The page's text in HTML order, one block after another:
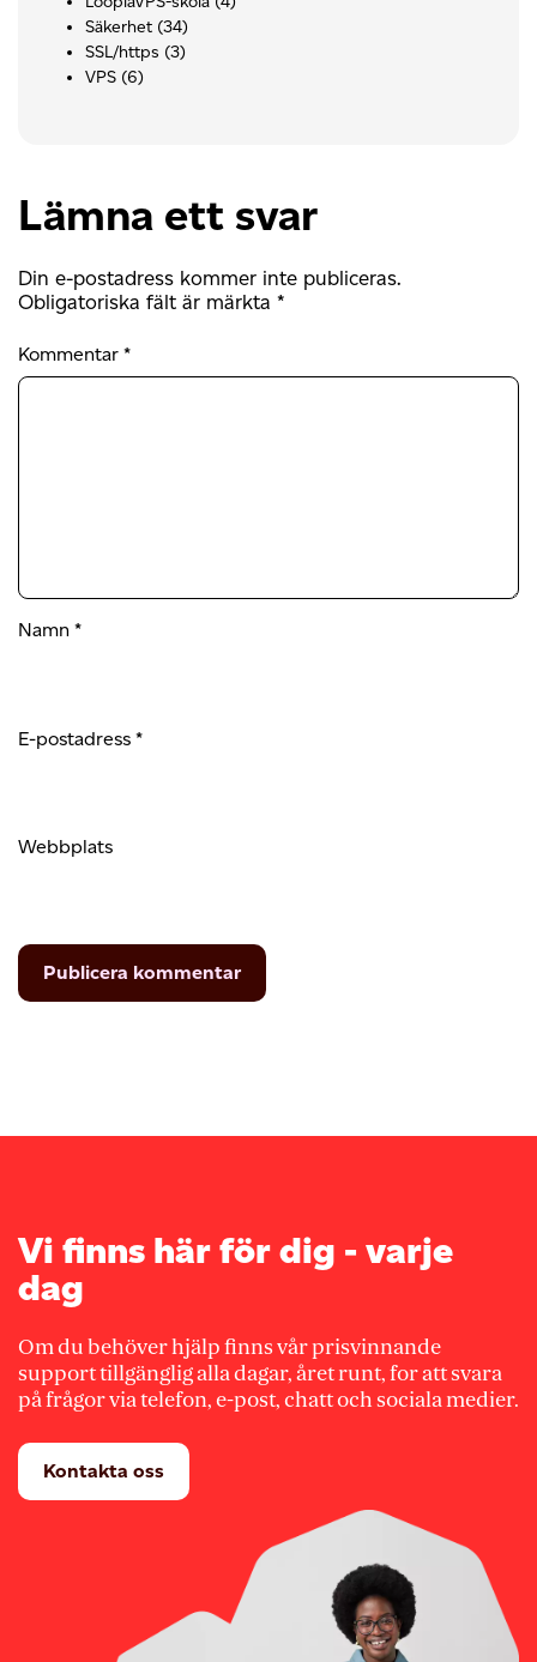
Säkerhet (34)
SSL/https (3)
VPS (6)
Lämna ett svar
Din e-postadress kommer inte publiceras.
Obligatoriska fält är märkta *
Kommentar *
Namn *
E-postadress *
Webbplats
Vi finns här för dig - varje
dag
Om du behöver hjälp finns vår prisvinnande
support tillgänglig alla dagar, året runt, for att svara
på frågor via telefon, e-post, chatt och sociala medier.
Kontakta oss